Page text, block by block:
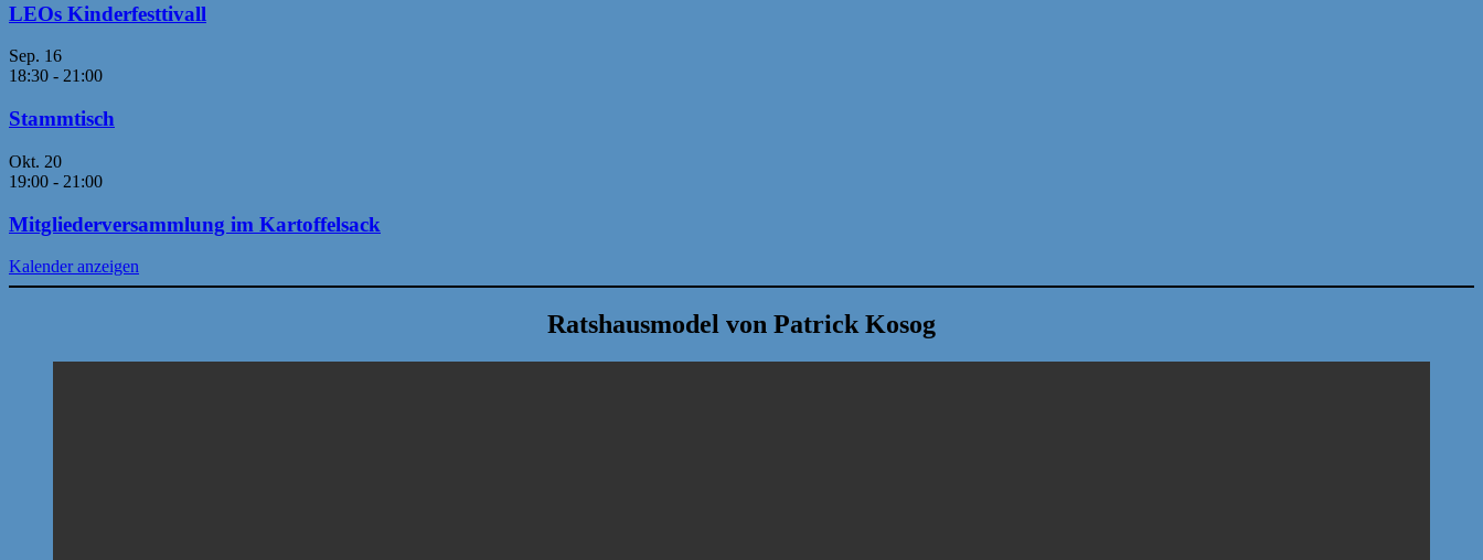
LEOs Kinderfesttivall
Sep. 16
18:30 - 21:00
Stammtisch
Okt. 20
19:00 - 21:00
Mitgliederversammlung im Kartoffelsack
Kalender anzeigen
Ratshausmodel von Patrick Kosog